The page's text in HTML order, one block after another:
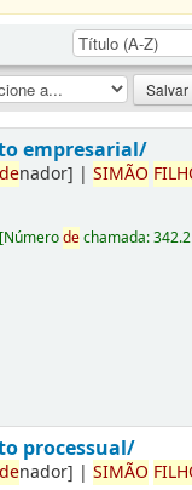
empresarial/
denador] |SIMÃO
[Númerodechamada:
processual/
denador] |SIMÃO